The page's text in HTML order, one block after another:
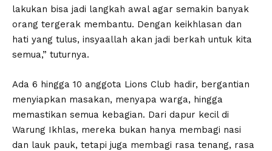
lakukan bisa jadi langkah awal agar semakin banyak
orang tergerak membantu. Dengan keikhlasan dan
hati yang tulus, insyaallah akan jadi berkah untuk kita
semua,” tuturnya.
Ada 6 hingga 10 anggota Lions Club hadir, bergantian
menyiapkan masakan, menyapa warga, hingga
memastikan semua kebagian. Dari dapur kecil di
Warung Ikhlas, mereka bukan hanya membagi nasi
dan lauk pauk, tetapi juga membagi rasa tenang, rasa